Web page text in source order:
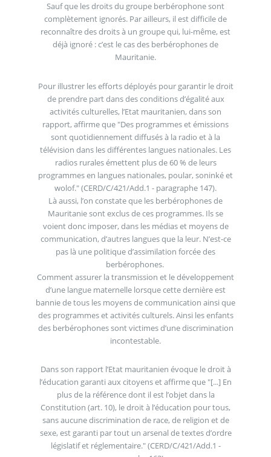
Sauf que les droits du groupe berbérophone sont
complètement ignorés. Par ailleurs, il est difficile de
reconnaître des droits à un groupe qui, lui-même, est
déjà ignoré : c’est le cas des berbérophones de
Mauritanie.
Pour illustrer les efforts déployés pour garantir le droit
de prendre part dans des conditions d’égalité aux
activités culturelles, l’Etat mauritanien, dans son
rapport, affirme que "Des programmes et émissions
sont quotidiennement diffusés à la radio et à la
télévision dans les différentes langues nationales. Les
radios rurales émettent plus de 60 % de leurs
programmes en langues nationales, poular, soninké et
wolof." (CERD/C/421/Add.1 - paragraphe 147).
Là aussi, l’on constate que les berbérophones de
Mauritanie sont exclus de ces programmes. Ils se
voient donc imposer, dans les médias et moyens de
communication, d’autres langues que la leur. N’est-ce
pas là une politique d’assimilation forcée des
berbérophones.
Comment assurer la transmission et le développement
d’une langue maternelle lorsque cette dernière est
bannie de tous les moyens de communication ainsi que
des programmes et activités culturels. Ainsi les enfants
des berbérophones sont victimes d’une discrimination
incontestable.
Dans son rapport l’Etat mauritanien évoque le droit à
l’éducation garanti aux citoyens et affirme que "[...] En
plus de la référence dont il est l’objet dans la
Constitution (art. 10), le droit à l’éducation pour tous,
sans aucune discrimination de race, de religion et de
sexe, est garanti par tout un arsenal de textes d’ordre
législatif et réglementaire." (CERD/C/421/Add.1 -